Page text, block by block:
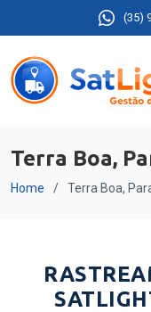
(35)
Terra Boa,
Home Terra Boa,